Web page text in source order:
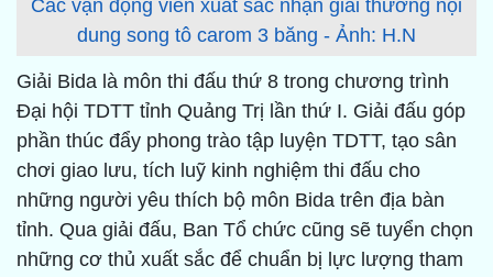
Các vận động viên xuất sắc nhận giải thưởng nội
dung song tô carom 3 băng - Ảnh: H.N
Giải Bida là môn thi đấu thứ 8 trong chương trình
Đại hội TDTT tỉnh Quảng Trị lần thứ I. Giải đấu góp
phần thúc đẩy phong trào tập luyện TDTT, tạo sân
chơi giao lưu, tích luỹ kinh nghiệm thi đấu cho
những người yêu thích bộ môn Bida trên địa bàn
tỉnh. Qua giải đấu, Ban Tổ chức cũng sẽ tuyển chọn
những cơ thủ xuất sắc để chuẩn bị lực lượng tham